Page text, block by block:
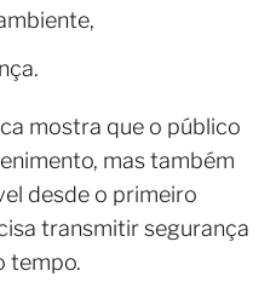
mostra que o público
mas também
desde o primeiro
transmitir segurança
tempo.